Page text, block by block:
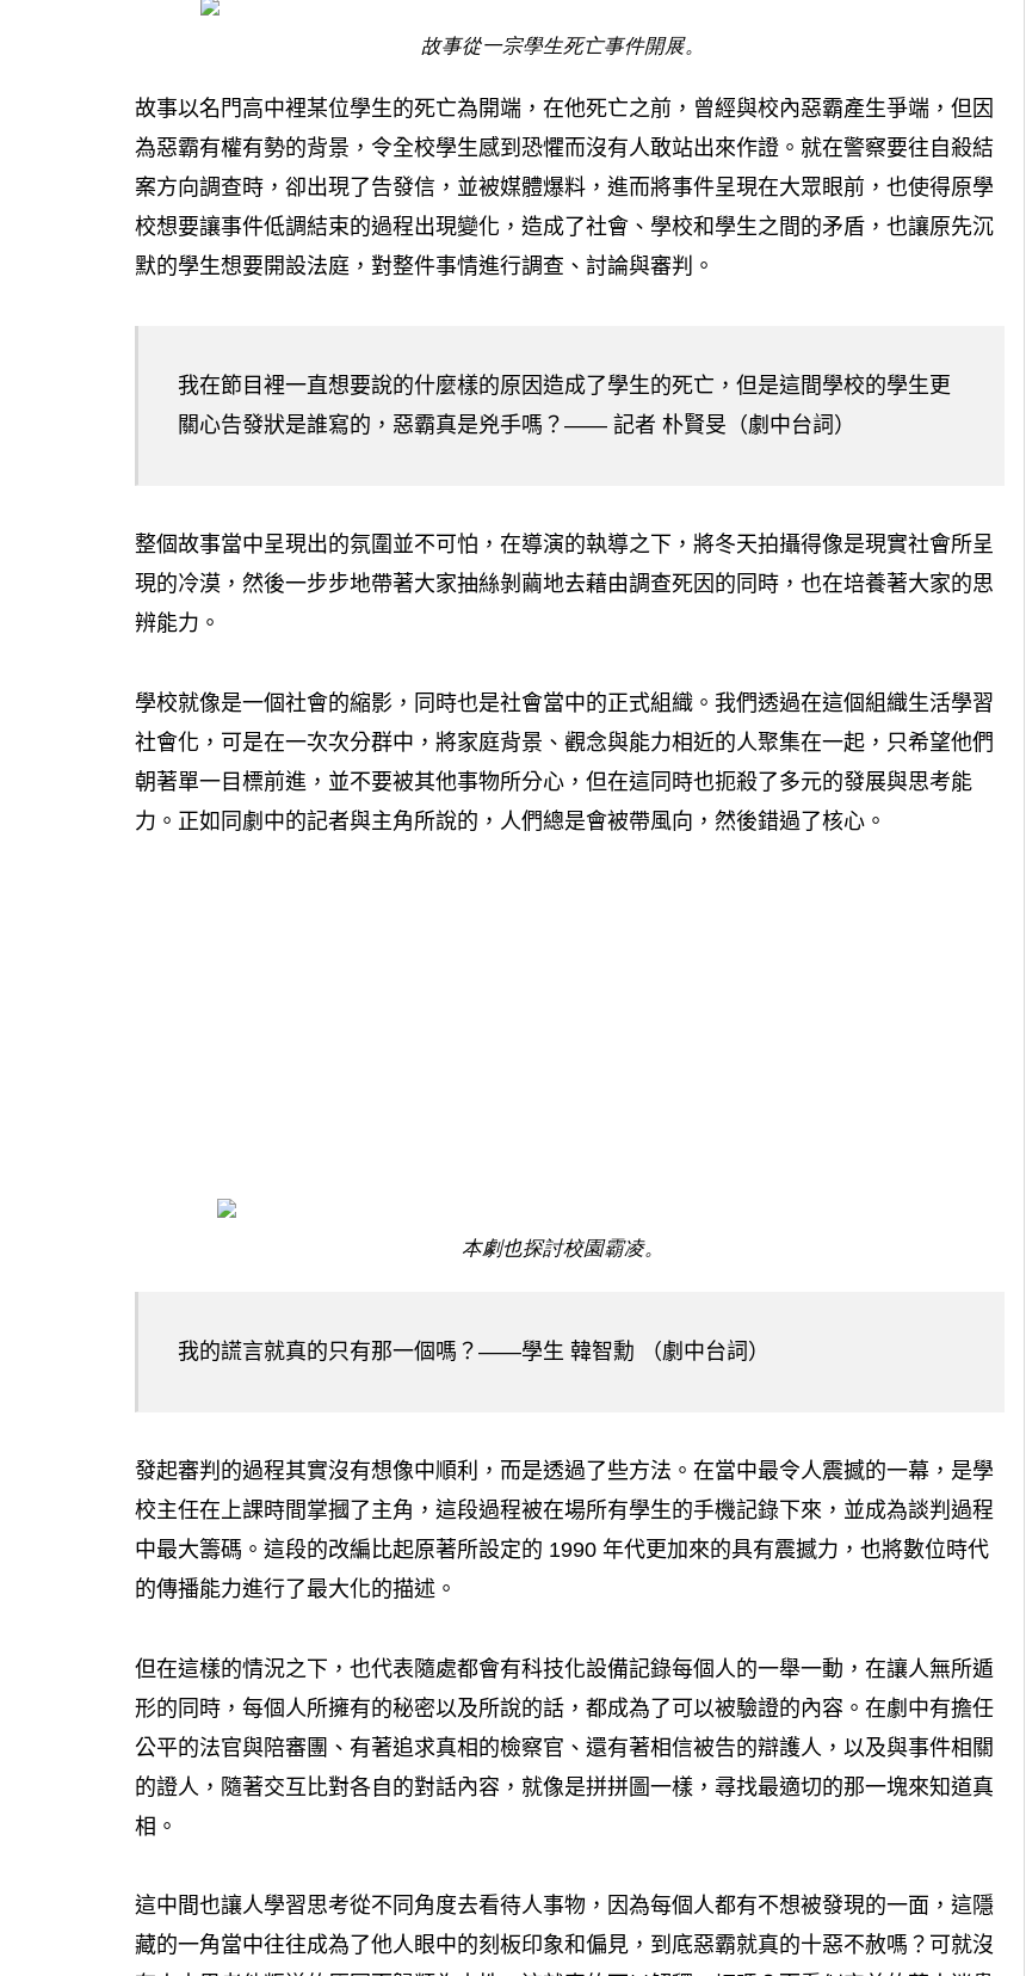
故事從一宗學生死亡事件開展。
故事以名門高中裡某位學生的死亡為開端，在他死亡之前，曾經與校內惡霸產生爭端，但因
為惡霸有權有勢的背景，令全校學生感到恐懼而沒有人敢站出來作證。就在警察要往自殺結
案方向調查時，卻出現了告發信，並被媒體爆料，進而將事件呈現在大眾眼前，也使得原學
校想要讓事件低調結束的過程出現變化，造成了社會、學校和學生之間的矛盾，也讓原先沉
默的學生想要開設法庭，對整件事情進行調查、討論與審判。
我在節目裡一直想要說的什麼樣的原因造成了學生的死亡，但是這間學校的學生更
關心告發狀是誰寫的，惡霸真是兇手嗎？—— 記者 朴賢旻（劇中台詞）
整個故事當中呈現出的氛圍並不可怕，在導演的執導之下，將冬天拍攝得像是現實社會所呈
現的冷漠，然後一步步地帶著大家抽絲剝繭地去藉由調查死因的同時，也在培養著大家的思
辨能力。
學校就像是一個社會的縮影，同時也是社會當中的正式組織。我們透過在這個組織生活學習
社會化，可是在一次次分群中，將家庭背景、觀念與能力相近的人聚集在一起，只希望他們
朝著單一目標前進，並不要被其他事物所分心，但在這同時也扼殺了多元的發展與思考能
力。正如同劇中的記者與主角所說的，人們總是會被帶風向，然後錯過了核心。
本劇也探討校園霸凌。
我的謊言就真的只有那一個嗎？——學生 韓智勳 （劇中台詞）
發起審判的過程其實沒有想像中順利，而是透過了些方法。在當中最令人震撼的一幕，是學
校主任在上課時間掌摑了主角，這段過程被在場所有學生的手機記錄下來，並成為談判過程
中最大籌碼。這段的改編比起原著所設定的 1990 年代更加來的具有震撼力，也將數位時代
的傳播能力進行了最大化的描述。
但在這樣的情況之下，也代表隨處都會有科技化設備記錄每個人的一舉一動，在讓人無所遁
形的同時，每個人所擁有的秘密以及所說的話，都成為了可以被驗證的內容。在劇中有擔任
公平的法官與陪審團、有著追求真相的檢察官、還有著相信被告的辯護人，以及與事件相關
的證人，隨著交互比對各自的對話內容，就像是拼拼圖一樣，尋找最適切的那一塊來知道真
相。
這中間也讓人學習思考從不同角度去看待人事物，因為每個人都有不想被發現的一面，這隱
藏的一角當中往往成為了他人眼中的刻板印象和偏見，到底惡霸就真的十惡不赦嗎？可就沒